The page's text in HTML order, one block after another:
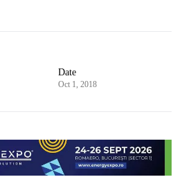
Date
Oct 1, 2018